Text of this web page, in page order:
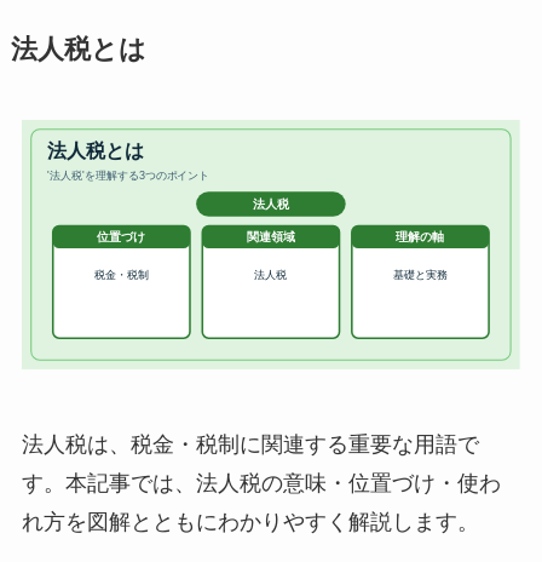
法人税とは
法人税は、税金・税制に関連する重要な用語で
す。本記事では、法人税の意味・位置づけ・使わ
れ方を図解とともにわかりやすく解説します。